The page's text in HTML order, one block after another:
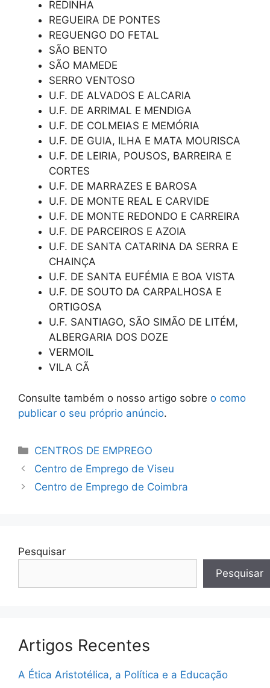
REDINHA
REGUEIRA DE PONTES
REGUENGO DO FETAL
SÃO BENTO
SÃO MAMEDE
SERRO VENTOSO
U.F. DE ALVADOS E ALCARIA
U.F. DE ARRIMAL E MENDIGA
U.F. DE COLMEIAS E MEMÓRIA
U.F. DE GUIA, ILHA E MATA MOURISCA
U.F. DE LEIRIA, POUSOS, BARREIRA E
CORTES
U.F. DE MARRAZES E BAROSA
U.F. DE MONTE REAL E CARVIDE
U.F. DE MONTE REDONDO E CARREIRA
U.F. DE PARCEIROS E AZOIA
U.F. DE SANTA CATARINA DA SERRA E
CHAINÇA
U.F. DE SANTA EUFÉMIA E BOA VISTA
U.F. DE SOUTO DA CARPALHOSA E
ORTIGOSA
U.F. SANTIAGO, SÃO SIMÃO DE LITÉM,
ALBERGARIA DOS DOZE
VERMOIL
VILA CÃ
Consulte também o nosso artigo sobre o como
publicar o seu próprio anúncio.
Categorias
CENTROS DE EMPREGO
Centro de Emprego de Viseu
Centro de Emprego de Coimbra
Pesquisar
Pesquisar
Artigos Recentes
A Ética Aristotélica, a Política e a Educação